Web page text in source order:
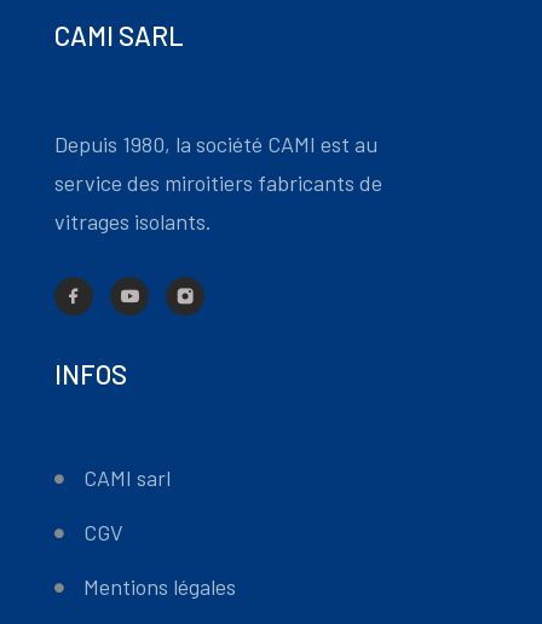
CAMI SARL
Depuis 1980, la société CAMI est au
service des miroitiers fabricants de
vitrages isolants.
INFOS
CAMI sarl
CGV
Mentions légales